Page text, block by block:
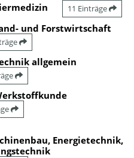
11 Einträge
und Forstwirtschaft
allgemein
Energietechnik,